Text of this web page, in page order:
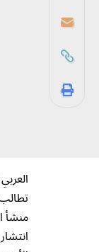
منشأ